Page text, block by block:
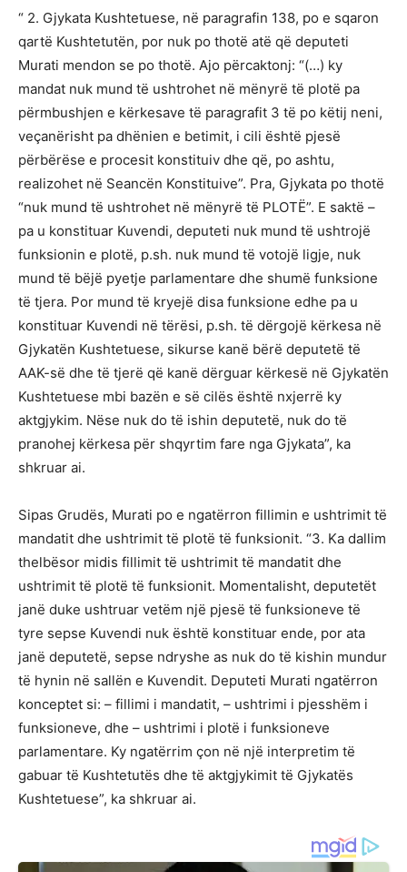
“ 2. Gjykata Kushtetuese, në paragrafin 138, po e sqaron
qartë Kushtetutën, por nuk po thotë atë që deputeti
Murati mendon se po thotë. Ajo përcaktonj: “(…) ky
mandat nuk mund të ushtrohet në mënyrë të plotë pa
përmbushjen e kërkesave të paragrafit 3 të po këtij neni,
veçanërisht pa dhënien e betimit, i cili është pjesë
përbërëse e procesit konstituiv dhe që, po ashtu,
realizohet në Seancën Konstituive”. Pra, Gjykata po thotë
“nuk mund të ushtrohet në mënyrë të PLOTË”. E saktë –
pa u konstituar Kuvendi, deputeti nuk mund të ushtrojë
funksionin e plotë, p.sh. nuk mund të votojë ligje, nuk
mund të bëjë pyetje parlamentare dhe shumë funksione
të tjera. Por mund të kryejë disa funksione edhe pa u
konstituar Kuvendi në tërësi, p.sh. të dërgojë kërkesa në
Gjykatën Kushtetuese, sikurse kanë bërë deputetë të
AAK-së dhe të tjerë që kanë dërguar kërkesë në Gjykatën
Kushtetuese mbi bazën e së cilës është nxjerrë ky
aktgjykim. Nëse nuk do të ishin deputetë, nuk do të
pranohej kërkesa për shqyrtim fare nga Gjykata”, ka
shkruar ai.
Sipas Grudës, Murati po e ngatërron fillimin e ushtrimit të
mandatit dhe ushtrimit të plotë të funksionit. “3. Ka dallim
thelbësor midis fillimit të ushtrimit të mandatit dhe
ushtrimit të plotë të funksionit. Momentalisht, deputetët
janë duke ushtruar vetëm një pjesë të funksioneve të
tyre sepse Kuvendi nuk është konstituar ende, por ata
janë deputetë, sepse ndryshe as nuk do të kishin mundur
të hynin në sallën e Kuvendit. Deputeti Murati ngatërron
konceptet si: – fillimi i mandatit, – ushtrimi i pjesshëm i
funksioneve, dhe – ushtrimi i plotë i funksioneve
parlamentare. Ky ngatërrim çon në një interpretim të
gabuar të Kushtetutës dhe të aktgjykimit të Gjykatës
Kushtetuese”, ka shkruar ai.